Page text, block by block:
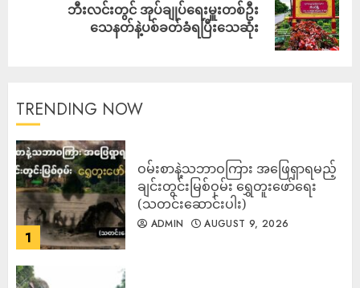
ဘီးလင်းတွင် အုပ်ချုပ်ရေးမှူးတစ်ဦး
သေနတ်နဲ့ပစ်ခတ်ခံရပြီးသေဆုံး
TRENDING NOW
1
ဝမ်းစာနဲ့သဘာဝကြား အဖြေရှာရမည့်
ချင်းတွင်းမြစ်ဝှမ်း ရွှေတူးဖော်ရေး
(သတင်းဆောင်းပါး)
ADMIN AUGUST 9, 2026